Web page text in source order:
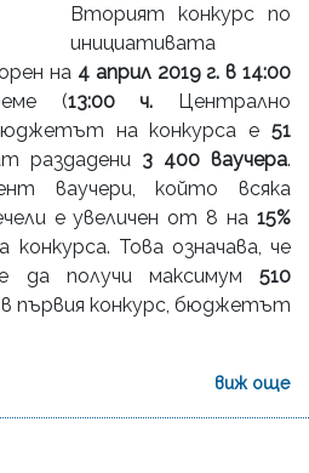
Вторият конкурс по
инициативата
на 4 април 2019 г. в 14:00
(13:00 ч. Централно
на конкурса е 51
раздадени 3 400 ваучера.
ваучери, който всяка
е увеличен от 8 на 15%
Това означава, че
да получи максимум 510
в първия конкурс, бюджетът
виж още